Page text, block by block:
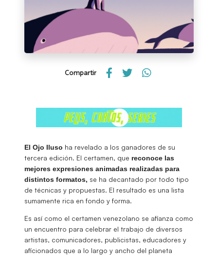
Compartir
El Ojo Iluso ha revelado a los ganadores de su
tercera edición. El certamen, que reconoce las
mejores expresiones animadas realizadas para
distintos formatos, se ha decantado por todo tipo
de técnicas y propuestas. El resultado es una lista
sumamente rica en fondo y forma.
Es así como el certamen venezolano se afianza como
un encuentro para celebrar el trabajo de diversos
artistas, comunicadores, publicistas, educadores y
aficionados que a lo largo y ancho del planeta